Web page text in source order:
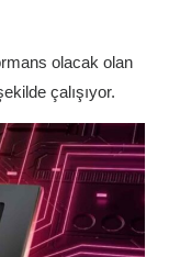
olacak olan
çalışıyor.